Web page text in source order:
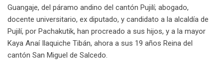
Guangaje, del páramo andino del cantón Pujilí; abogado,
docente universitario, ex diputado, y candidato a la alcaldía de
Pujilí, por Pachakutik, han procreado a sus hijos, y a la mayor
Kaya Anaí Ilaquiche Tibán, ahora a sus 19 años Reina del
cantón San Miguel de Salcedo.